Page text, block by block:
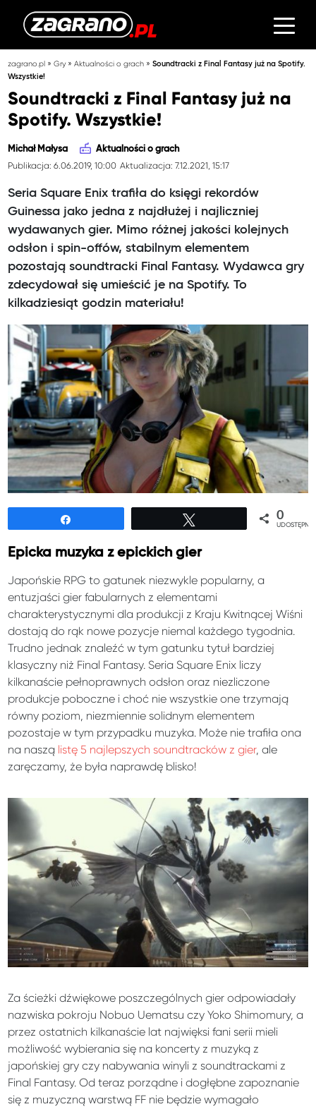
zagrano.pl »Gry»Aktualności o grach »Soundtracki z Final Fantasy już na Spotify.
Wszystkie!
Soundtracki z Final Fantasy już na
Spotify. Wszystkie!
Michał Małysa Aktualności o grach
Publikacja: 6.06.2019, 10:00 Aktualizacja: 7.12.2021, 15:17
Seria Square Enix trafiła do księgi rekordów
Guinessa jako jedna z najdłużej i najliczniej
wydawanych gier. Mimo różnej jakości kolejnych
odsłon i spin-offów, stabilnym elementem
pozostają soundtracki Final Fantasy. Wydawca gry
zdecydował się umieścić je na Spotify. To
kilkadziesiąt godzin materiału!
0
Epicka muzyka z epickich gier
Japońskie RPG to gatunek niezwykle popularny, a
entuzjaści gier fabularnych z elementami
charakterystycznymi dla produkcji z Kraju Kwitnącej Wiśni
dostają do rąk nowe pozycje niemal każdego tygodnia.
Trudno jednak znaleźć w tym gatunku tytuł bardziej
klasyczny niż Final Fantasy. Seria Square Enix liczy
kilkanaście pełnoprawnych odsłon oraz niezliczone
produkcje poboczne i choć nie wszystkie one trzymają
równy poziom, niezmiennie solidnym elementem
pozostaje w tym przypadku muzyka. Może nie trafiła ona
na naszą listę 5 najlepszych soundtracków z gier, ale
zaręczamy, że była naprawdę blisko!
Za ścieżki dźwiękowe poszczególnych gier odpowiadały
nazwiska pokroju Nobuo Uematsu czy Yoko Shimomury, a
przez ostatnich kilkanaście lat najwięksi fani serii mieli
możliwość wybierania się na koncerty z muzyką z
japońskiej gry czy nabywania winyli z soundtrackami z
Final Fantasy. Od teraz porządne i dogłębne zapoznanie
się z muzyczną warstwą FF nie będzie wymagało